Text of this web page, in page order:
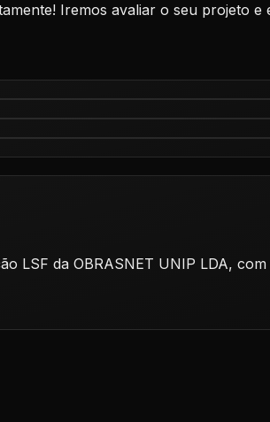
Iremos avaliar o seu projeto e
LSF da OBRASNET UNIP LDA,